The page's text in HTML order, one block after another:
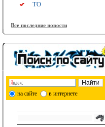
ТО
Все последние новости
на сайте в интернете